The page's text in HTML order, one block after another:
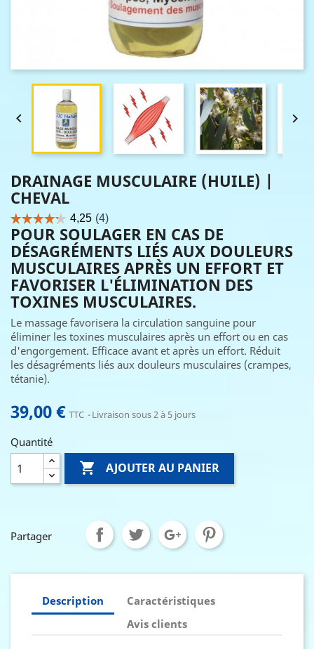
 
DRAINAGE MUSCULAIRE (HUILE) |
CHEVAL
POUR SOULAGER EN CAS DE
DÉSAGRÉMENTS LIÉS AUX DOULEURS
MUSCULAIRES APRÈS UN EFFORT ET
FAVORISER L'ÉLIMINATION DES
TOXINES MUSCULAIRES.
Le massage favorisera la circulation sanguine pour
éliminer les toxines musculaires après un effort ou en cas
d'engorgement. Efficace avant et après un effort. Réduit
les désagréments liés aux douleurs musculaires (crampes,
tétanie).
39,00 € TTC Livraison sous 2 à 5 jours
Quantité
 AJOUTER AU PANIER
Partager
Description
Caractéristiques
Avis clients